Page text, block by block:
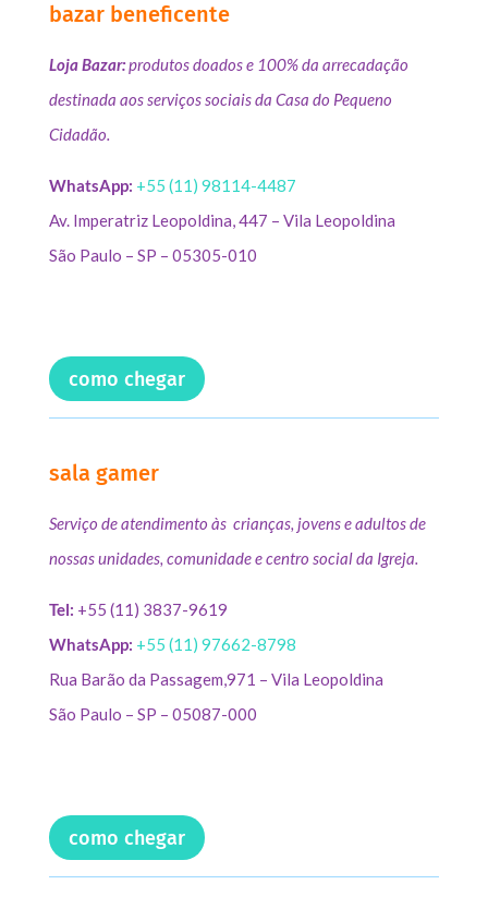
bazar beneficente
Loja Bazar:produtos doados e 100% da arrecadação
destinada aos serviços sociais da Casa do Pequeno
Cidadão.
WhatsApp: +55 (11) 98114-4487
Av. Imperatriz Leopoldina, 447 – Vila Leopoldina
São Paulo – SP – 05305-010
como chegar
sala gamer
Serviço de atendimento às crianças, jovens e adultos de
nossas unidades, comunidade e centro social da Igreja.
Tel: +55 (11) 3837-9619
WhatsApp: +55 (11) 97662-8798
Rua Barão da Passagem,971 – Vila Leopoldina
São Paulo – SP – 05087-000
como chegar